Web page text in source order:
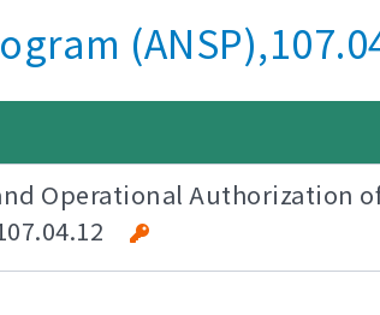
Operational Authorization